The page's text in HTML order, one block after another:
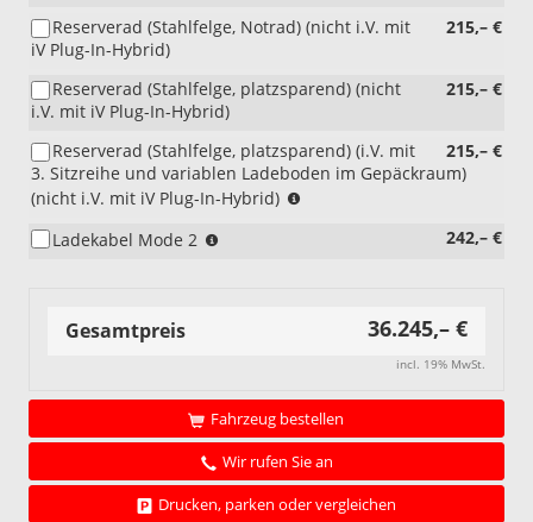
215,– €
Reserverad (Stahlfelge, Notrad) (nicht i.V. mit
iV Plug-In-Hybrid)
215,– €
Reserverad (Stahlfelge, platzsparend) (nicht
i.V. mit iV Plug-In-Hybrid)
215,– €
Reserverad (Stahlfelge, platzsparend) (i.V. mit
3. Sitzreihe und variablen Ladeboden im Gepäckraum)
(nicht i.V. mit iV Plug-In-Hybrid)
Ladeboden
Gepäckraum)
242,– €
Ladekabel Mode 2
Gesamtpreis 36.245,– €
incl. 19% MwSt.
Fahrzeug bestellen
Wir rufen Sie an
Drucken, parken oder vergleichen